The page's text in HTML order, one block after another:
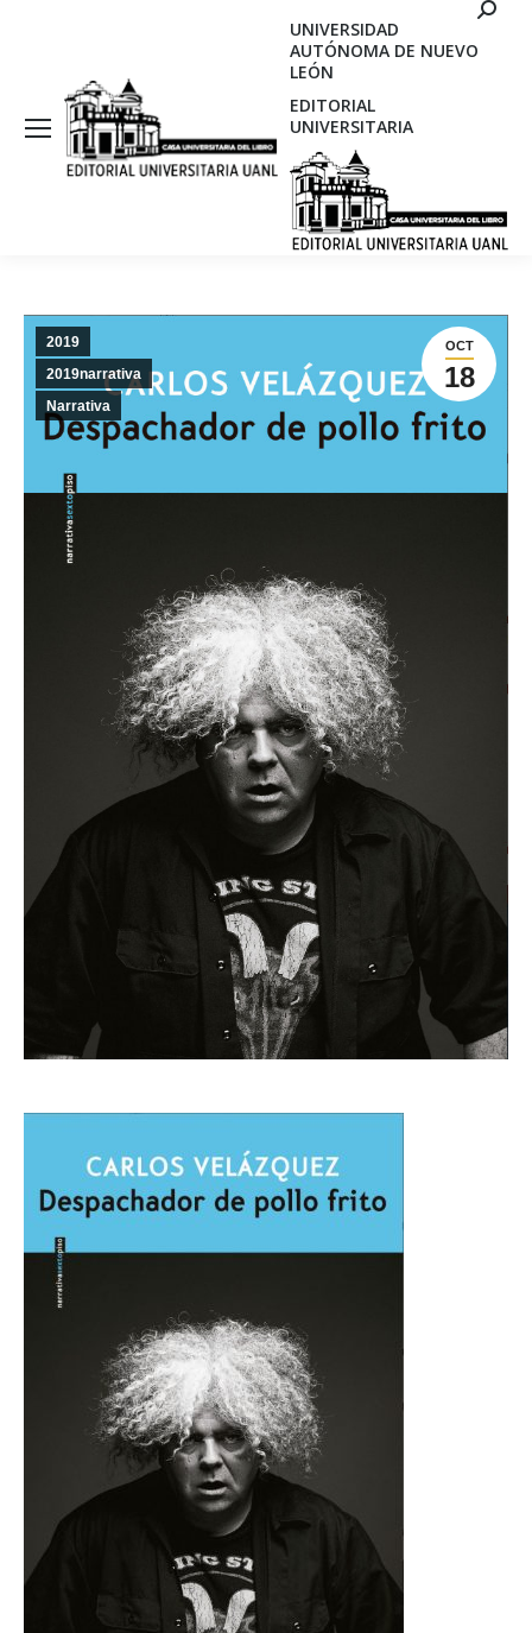
UNIVERSIDAD
AUTÓNOMA DE NUEVO
LEÓN
EDITORIAL
UNIVERSITARIA
OCT
18
2019
2019narrativa
Narrativa